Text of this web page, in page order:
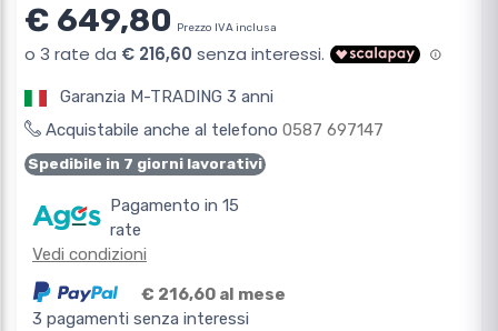
€ 649,80 Prezzo IVA inclusa
Garanzia M-TRADING 3 anni
Acquistabile anche al telefono 0587 697147
Spedibile in 7 giorni lavorativi
Pagamento in 15
rate
Vedi condizioni
€ 216,60 al mese
3 pagamenti senza interessi